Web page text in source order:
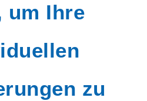
um Ihre
zu